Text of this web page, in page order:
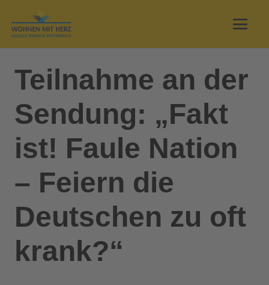
Teilnahme an der
Sendung: „Fakt
ist! Faule Nation
– Feiern die
Deutschen zu oft
krank?“